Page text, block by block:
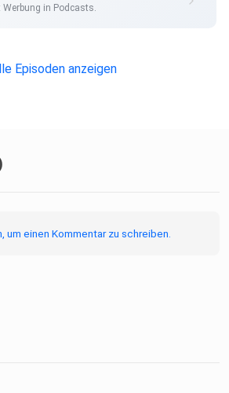
in Podcasts.
Episoden anzeigen
um einen Kommentar zu schreiben.